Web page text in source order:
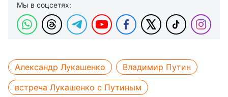
Мы в соцсетях:
Александр Лукашенко
Владимир Путин
встреча Лукашенко с Путиным